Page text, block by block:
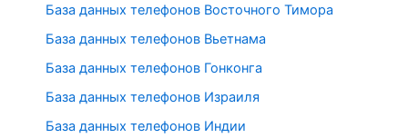
База данных телефонов Восточного Тимора
База данных телефонов Вьетнама
База данных телефонов Гонконга
База данных телефонов Израиля
База данных телефонов Индии